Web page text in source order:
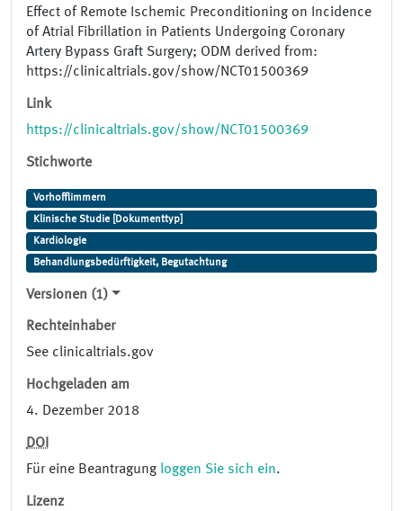
Effect of Remote Ischemic Preconditioning on Incidence
of Atrial Fibrillation in Patients Undergoing Coronary
Artery Bypass Graft Surgery; ODM derived from:
https://clinicaltrials.gov/show/NCT01500369
Link
https://clinicaltrials.gov/show/NCT01500369
Stichworte
Vorhofflimmern
Klinische Studie [Dokumenttyp]
Kardiologie
Behandlungsbedürftigkeit, Begutachtung
Versionen (1)
Rechteinhaber
See clinicaltrials.gov
Hochgeladen am
4. Dezember 2018
DOI
Für eine Beantragung loggen Sie sich ein.
Lizenz